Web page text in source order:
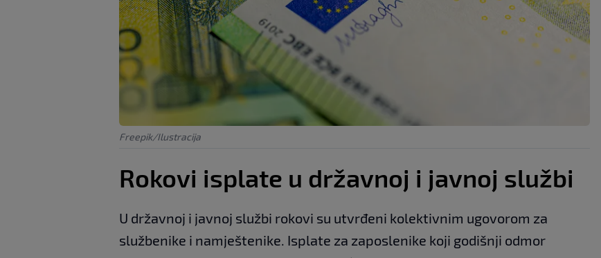
Freepik/Ilustracija
Rokovi isplate u državnoj i javnoj službi
U državnoj i javnoj službi rokovi su utvrđeni kolektivnim ugovorom za
službenike i namještenike. Isplate za zaposlenike koji godišnji odmor